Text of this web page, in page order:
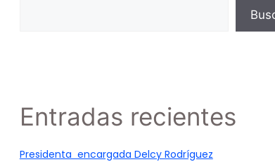
Entradas recientes
Presidenta encargada Delcy Rodríguez